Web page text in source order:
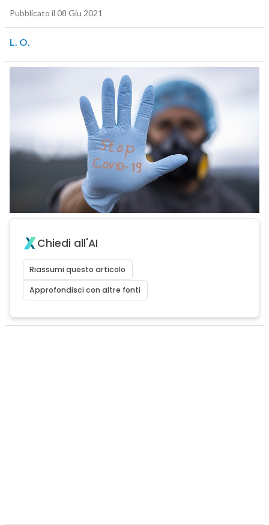
Pubblicato il 08 Giu 2021
L. O.
Chiedi all'AI
Riassumi questo articolo
Approfondisci con altre fonti